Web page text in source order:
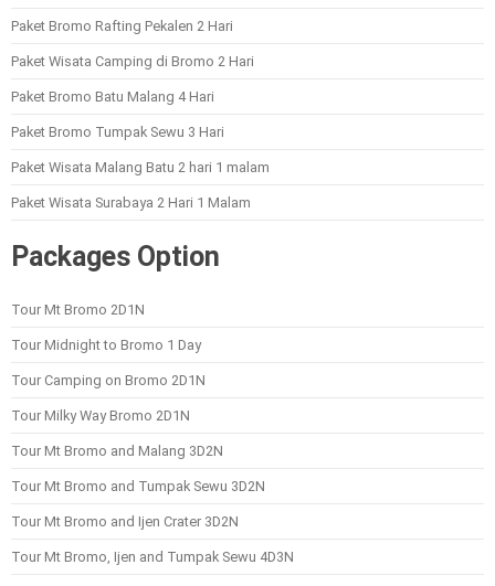
Paket Bromo Rafting Pekalen 2 Hari
Paket Wisata Camping di Bromo 2 Hari
Paket Bromo Batu Malang 4 Hari
Paket Bromo Tumpak Sewu 3 Hari
Paket Wisata Malang Batu 2 hari 1 malam
Paket Wisata Surabaya 2 Hari 1 Malam
Packages Option
Tour Mt Bromo 2D1N
Tour Midnight to Bromo 1 Day
Tour Camping on Bromo 2D1N
Tour Milky Way Bromo 2D1N
Tour Mt Bromo and Malang 3D2N
Tour Mt Bromo and Tumpak Sewu 3D2N
Tour Mt Bromo and Ijen Crater 3D2N
Tour Mt Bromo, Ijen and Tumpak Sewu 4D3N